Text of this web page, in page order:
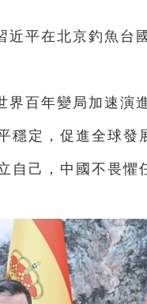
近平在北京釣魚台
界百年變局加速演
穩定，促進全球發
自己，中國不畏懼